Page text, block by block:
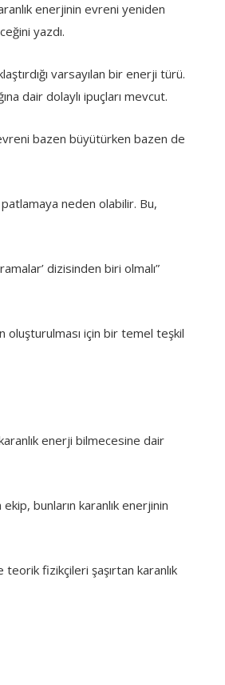
enerjinin evreni yeniden
yazdı.
varsayılan bir enerji türü.
dair dolaylı ipuçları mevcut.
bazen büyütürken bazen de
neden olabilir. Bu,
dizisinden biri olmalı”
oluşturulması için bir temel teşkil
enerji bilmecesine dair
bunların karanlık enerjinin
fizikçileri şaşırtan karanlık